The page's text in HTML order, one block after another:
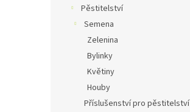
Pěstitelství
Semena
Zelenina
Bylinky
Květiny
Houby
Příslušenství pro pěstitelství